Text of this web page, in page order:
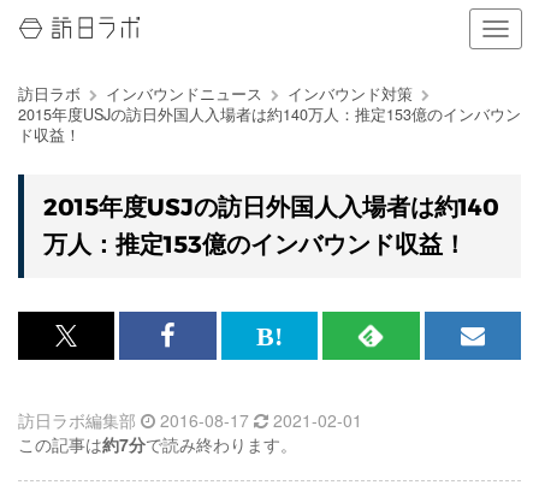
ナ
ビ
ー
シ
の
訪日ラボ インバウンドニュース
インバウンド対策
2015年度USJの訪日外国人入場者は約140万人：推定153億のインバウン
ド収益！
2015年度USJの訪日外国人入場者は約140
万人：推定153億のインバウンド収益！
x<br>
記
事
Facebook<br>
記
事
は
な
ブ
RSS
メ
訪日ラボ編集部 2016-08-17
2021-02-01
この記事は約7分で読み終わります。